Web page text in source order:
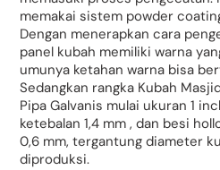
memakai sistem powder
Dengan menerapkan cara
panel kubah memiliki warna
umunya ketahan warna bisa
Sedangkan rangka Kubah
Pipa Galvanis mulai ukuran 1
ketebalan 1,4 mm , dan besi
0,6 mm, tergantung diameter
diproduksi.